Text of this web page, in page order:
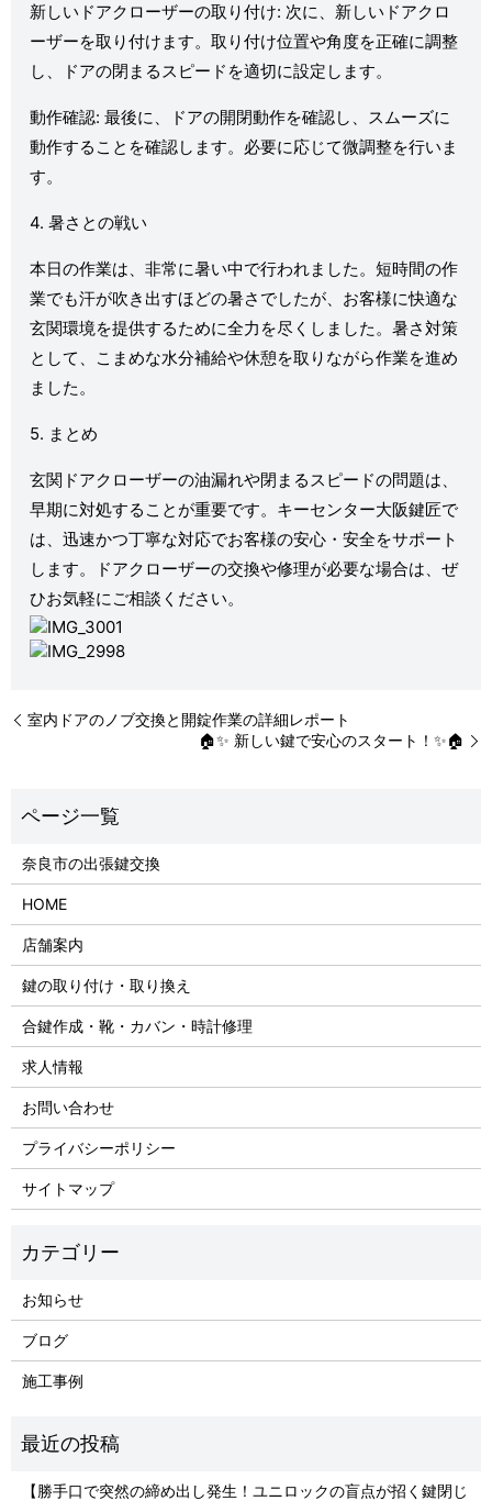
新しいドアクローザーの取り付け: 次に、新しいドアクロ
ーザーを取り付けます。取り付け位置や角度を正確に調整
し、ドアの閉まるスピードを適切に設定します。
動作確認: 最後に、ドアの開閉動作を確認し、スムーズに
動作することを確認します。必要に応じて微調整を行いま
す。
4. 暑さとの戦い
本日の作業は、非常に暑い中で行われました。短時間の作
業でも汗が吹き出すほどの暑さでしたが、お客様に快適な
玄関環境を提供するために全力を尽くしました。暑さ対策
として、こまめな水分補給や休憩を取りながら作業を進め
ました。
5. まとめ
玄関ドアクローザーの油漏れや閉まるスピードの問題は、
早期に対処することが重要です。キーセンター大阪鍵匠で
は、迅速かつ丁寧な対応でお客様の安心・安全をサポート
します。ドアクローザーの交換や修理が必要な場合は、ぜ
ひお気軽にご相談ください。
室内ドアのノブ交換と開錠作業の詳細レポート
🏠✨ 新しい鍵で安心のスタート！✨🏠
奈良市の出張鍵交換
HOME
店舗案内
鍵の取り付け・取り換え
合鍵作成・靴・カバン・時計修理
求人情報
お問い合わせ
プライバシーポリシー
サイトマップ
お知らせ
ブログ
施工事例
【勝手口で突然の締め出し発生！ユニロックの盲点が招く鍵閉じ